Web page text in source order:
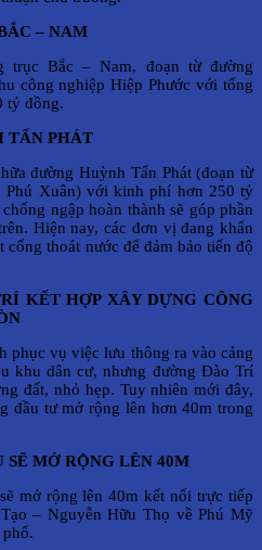
– NAM
trục Bắc – Nam, đoạn từ đường
công nghiệp Hiệp Phước với tổng
tỷ đồng.
TẤN PHÁT
đường Huỳnh Tấn Phát (đoạn từ
Phú Xuân) với kinh phí hơn 250 tỷ
ngập hoàn thành sẽ góp phần
Hiện nay, các đơn vị đang khẩn
cống thoát nước để đảm bảo tiến độ
KẾT HỢP XÂY DỰNG CÔNG
phục vụ việc lưu thông ra vào cảng
khu dân cư, nhưng đường Đào Trí
đất, nhỏ hẹp. Tuy nhiên mới đây,
đầu tư mở rộng lên hơn 40m trong
MỞ RỘNG LÊN 40M
mở rộng lên 40m kết nối trực tiếp
– Nguyễn Hữu Thọ về Phú Mỹ